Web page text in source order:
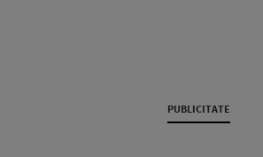
PUBLICITATE